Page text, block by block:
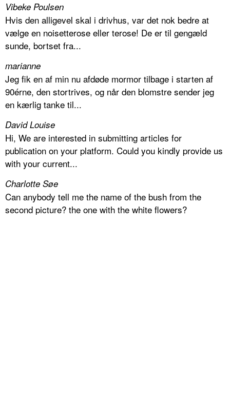
Vibeke Poulsen
Hvis den alligevel skal i drivhus, var det nok bedre at
vælge en noisetterose eller terose! De er til gengæld
sunde, bortset fra...
marianne
Jeg fik en af min nu afdøde mormor tilbage i starten af
90érne, den stortrives, og når den blomstre sender jeg
en kærlig tanke til...
David Louise
Hi, We are interested in submitting articles for
publication on your platform. Could you kindly provide us
with your current...
Charlotte Søe
Can anybody tell me the name of the bush from the
second picture? the one with the white flowers?